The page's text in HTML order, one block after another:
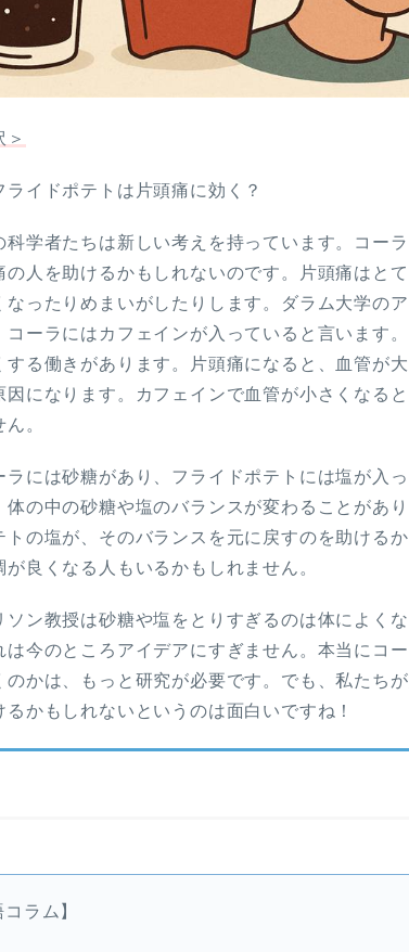
＞
ライドポテトは片頭痛に効く？
科学者たちは新しい考えを持っています。コー
の人を助けるかもしれないのです。片頭痛はとて
なったりめまいがしたりします。ダラム大学の
コーラにはカフェインが入っていると言います
する働きがあります。片頭痛になると、血管が
因になります。カフェインで血管が小さくなる
。
ラには砂糖があり、フライドポテトには塩が入
体の中の砂糖や塩のバランスが変わることがあ
トの塩が、そのバランスを元に戻すのを助けるか
が良くなる人もいるかもしれません。
ソン教授は砂糖や塩をとりすぎるのは体によく
は今のところアイデアにすぎません。本当にコ
のかは、もっと研究が必要です。でも、私たち
るかもしれないというのは面白いですね！
コラム】